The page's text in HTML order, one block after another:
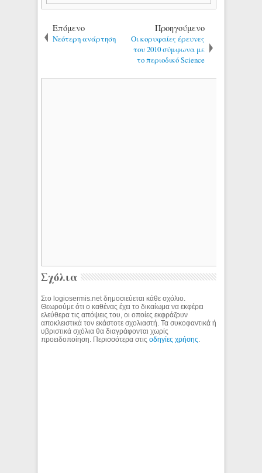
Επόμενο
Νεότερη ανάρτηση
Προηγούμενο
Οι κορυφαίες έρευνες
του 2010 σύμφωνα με
το περιοδικό Science
Σχόλια
Στο logiosermis.net δημοσιεύεται κάθε σχόλιο.
Θεωρούμε ότι ο καθένας έχει το δικαίωμα να εκφέρει
ελεύθερα τις απόψεις του, οι οποίες εκφράζουν
αποκλειστικά τον εκάστοτε σχολιαστή. Τα συκοφαντικά ή
υβριστικά σχόλια θα διαγράφονται χωρίς
προειδοποίηση. Περισσότερα στιςοδηγίες χρήσης